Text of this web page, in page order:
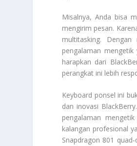
Misalnya, Anda bisa
mengirim pesan.
multitasking.
pengalaman
harapkan dari
perangkat ini lebih
Keyboard ponsel ini
dan inovasi
pengalaman
kalangan profesional
Snapdragon 801